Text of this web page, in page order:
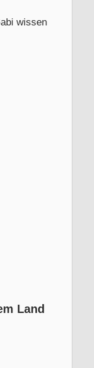
wissen
Land